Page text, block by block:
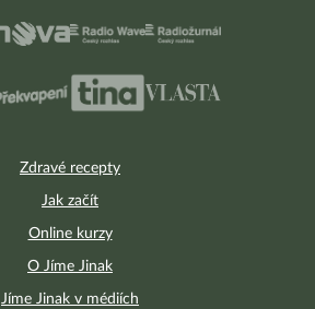
Zdravé recepty
Jak začít
Online kurzy
O Jíme Jinak
Jíme Jinak v médiích